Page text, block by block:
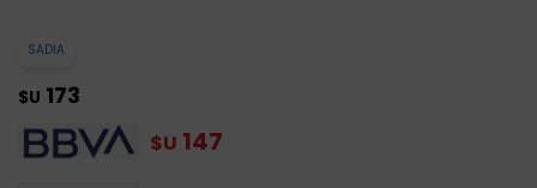
SADIA
$U 173
$U 147